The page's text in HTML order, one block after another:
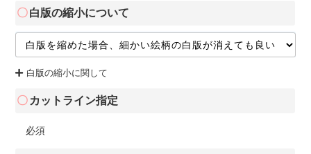
白版の縮小について
白版の縮小に関して
カットライン指定
必須